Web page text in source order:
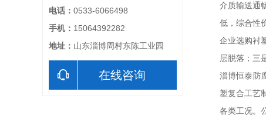
电话： 0533-6066498
手机： 15064392282
地址： 山东淄博周村东陈工业园
在线咨询
介质输送通
低，综合性
企业选购衬
层脱落；三
淄博恒泰防
塑复合工艺
各类工况。